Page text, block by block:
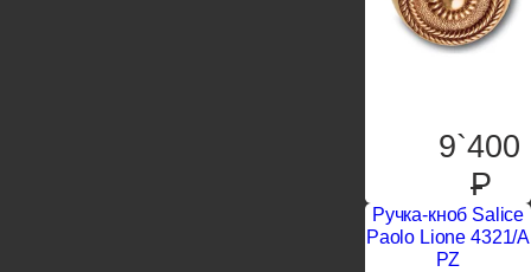
9`400
P
Ручка-кноб Salice
Paolo Lione 4321/A
PZ